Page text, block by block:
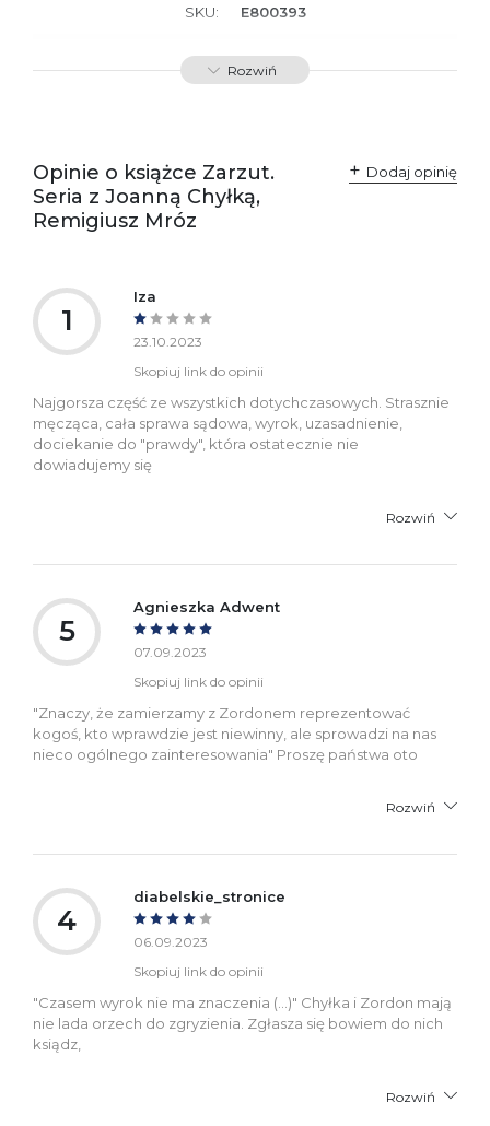
SKU: E800393
Producent / Osoby
odpowiedzialne za
Wydawnictwo Poznańskie
Sp. z o.o.
Ostrzeżenia oraz
informacje dotyczące
Załącznik PDF
Rozwiń
Opinie o książce Zarzut.
Seria z Joanną Chyłką,
Remigiusz Mróz
Dodaj opinię
1
Iza
23.10.2023
Skopiuj link do opinii
Najgorsza część ze wszystkich dotychczasowych. Strasznie
męcząca, cała sprawa sądowa, wyrok, uzasadnienie,
dociekanie do "prawdy", która ostatecznie nie
dowiadujemy się
Rozwiń
5
Agnieszka Adwent
07.09.2023
Skopiuj link do opinii
"Znaczy, że zamierzamy z Zordonem reprezentować
kogoś, kto wprawdzie jest niewinny, ale sprowadzi na nas
nieco ogólnego zainteresowania" Proszę państwa oto
Rozwiń
4
diabelskie_stronice
06.09.2023
Skopiuj link do opinii
"Czasem wyrok nie ma znaczenia (...)" Chyłka i Zordon mają
nie lada orzech do zgryzienia. Zgłasza się bowiem do nich
ksiądz,
Rozwiń